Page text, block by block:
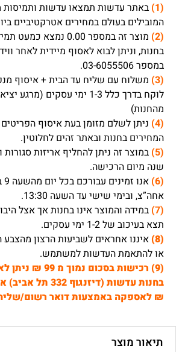
(1)
באתר עדשות תמצאו עדשות ותמיסות
המובילים בעולם במחירים אטרקטיביים
(2)
מוצר זה במספר 0.00 נמצא
בחנות, וניתן לבוא לאסוף מיידית לאחר
במספר 03-6055506.
(3)
משלוח עם שליח עד הבית + איסוף
לוקח בדרך כלל 1-3 ימי עסקים
מהחנות)
(4)
ניתן לשלם מזומן בעת איסוף
המחירים בחנות ובאתר זהים לחלוטין.
(5)
במוצר זה ניתן להחליף אריזות סגורות
שנה מיום הרכישה.
(6)
אחה”צ, ובימי שישי עד השעה 13:30.
(7)
במידה והמוצר אינו בחנות אך אצל
תצא בעיכוב של 1-2 ימי עסקים.
(8)
איננו אחראים לשביעות הרצון
או להתאמת העדשות למשתמש.
(9) רכישות בסכום
₪ לאספקה באמצעות דואר רשום/
תיאור מוצר